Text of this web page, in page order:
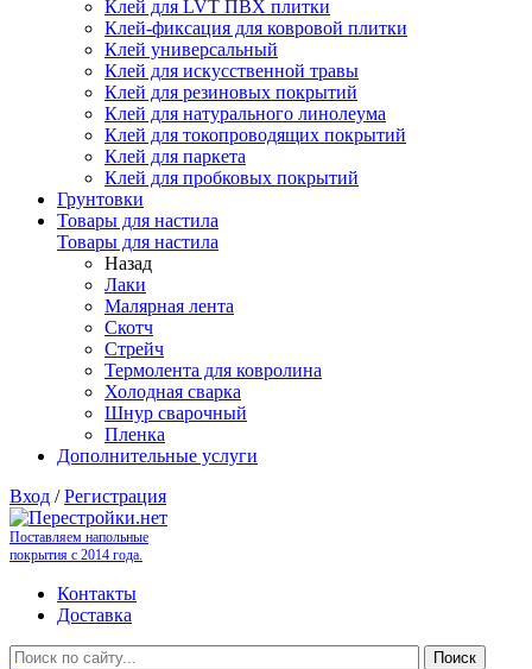
Клей для LVT ПВХ плитки
Клей-фиксация для ковровой плитки
Клей универсальный
Клей для искусственной травы
Клей для резиновых покрытий
Клей для натурального линолеума
Клей для токопроводящих покрытий
Клей для паркета
Клей для пробковых покрытий
Грунтовки
Товары для настила
Товары для настила
Назад
Лаки
Малярная лента
Скотч
Стрейч
Термолента для ковролина
Холодная сварка
Шнур сварочный
Пленка
Дополнительные услуги
Вход /Регистрация
Поставляем напольные
покрытия с 2014 года.
Контакты
Доставка